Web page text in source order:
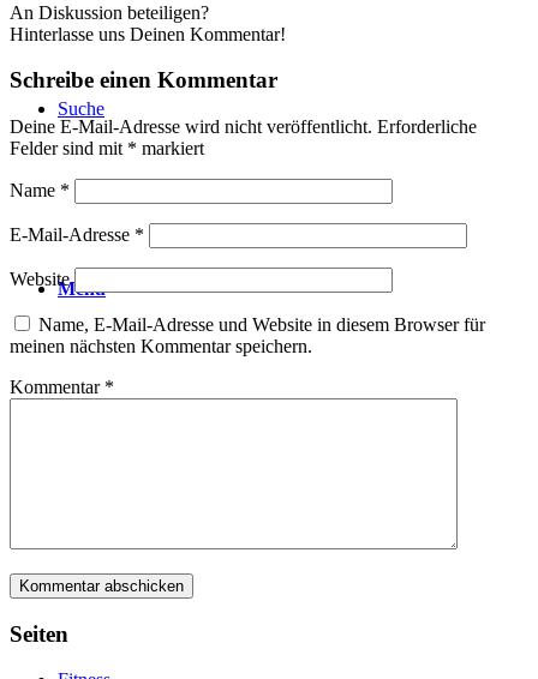
Suche
Menü
An Diskussion beteiligen?
Hinterlasse uns Deinen Kommentar!
Schreibe einen Kommentar
Deine E-Mail-Adresse wird nicht veröffentlicht. Erforderliche
Felder sind mit * markiert
Name *
E-Mail-Adresse *
Website
Name, E-Mail-Adresse und Website in diesem Browser für
meinen nächsten Kommentar speichern.
Kommentar *
Seiten